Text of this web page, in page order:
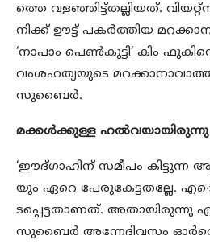
ത്തെ വളഞ്ഞിട്ട്​തല്ലിയത്​.
നിക്ക് ഊട്ട്​ പകർത്തിയ
‘നാപാം പെൺകുട്ടി’ കിം
വംശഹത്യയുടെ മറക്കാനാവാത്ത
സുബൈർ.
മക്കൾക്കുള്ള
‘ഈദ്​ഗാഹിന്​ സമീപം കിട്ടുന്ന
യും ഏറെ പേരുകേട്ടതല്ലേ.
ടപ്പെട്ടതാണത്. അതായിരുന്നു
സുബൈർ അന്നേദിവസം